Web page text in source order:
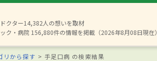
クター14,382人の想いを取材
ク・病院 156,880件の情報を掲載（2026年8月08日現在）
リから探す 手足口病 の検索結果